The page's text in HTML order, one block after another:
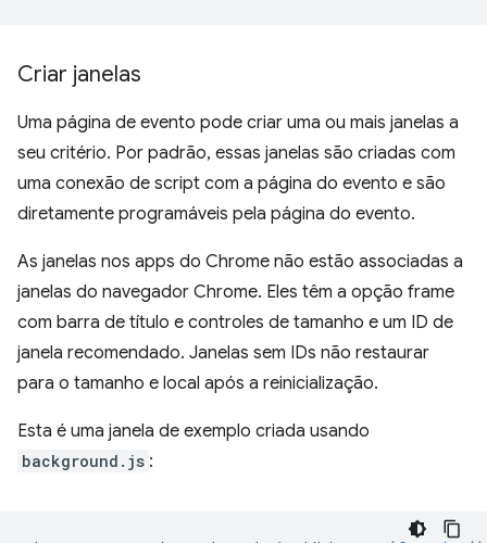
Criar janelas
Uma página de evento pode criar uma ou mais janelas a
seu critério. Por padrão, essas janelas são criadas com
uma conexão de script com a página do evento e são
diretamente programáveis pela página do evento.
As janelas nos apps do Chrome não estão associadas a
janelas do navegador Chrome. Eles têm a opção frame
com barra de título e controles de tamanho e um ID de
janela recomendado. Janelas sem IDs não restaurar
para o tamanho e local após a reinicialização.
Esta é uma janela de exemplo criada usando
background.js :